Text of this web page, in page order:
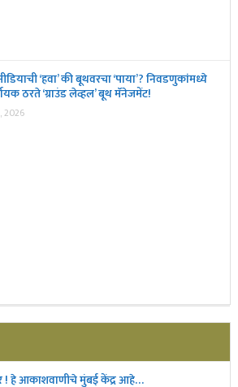
‘हवा’ की बूथवरचा ‘पाया’? निवडणुकांमध्ये
ठरते ‘ग्राउंड लेव्हल’ बूथ मॅनेजमेंट!
2026
! हे आकाशवाणीचे मुंबई केंद्र आहे…